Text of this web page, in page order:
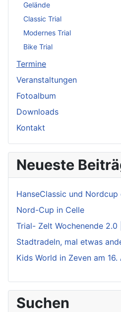
Gelände
Classic Trial
Modernes Trial
Bike Trial
Termine
Veranstaltungen
Fotoalbum
Downloads
Kontakt
Neueste
HanseClassic und
Nord-Cup in Celle
Trial- Zelt Wochenende 2.0
Stadtradeln, mal etwas
Kids World in Zeven am
Suchen